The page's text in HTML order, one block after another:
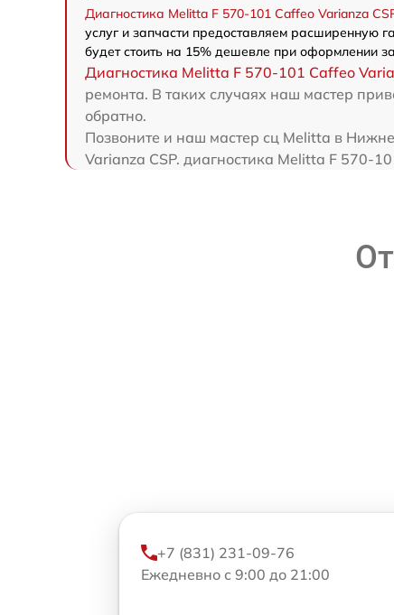
Диагностика Melitta F 570-101 Caffeo Varianza
услуг и запчасти предоставляем расширенную
будет стоить на 15% дешевле при оформлении
Диагностика Melitta F 570-101 Caffeo
ремонта. В таких случаях наш мастер
обратно.
Позвоните и наш мастер сц Melitta в
Varianza CSP. диагностика Melitta F 570-
+7 (831) 231-09-76
Ежедневно с 9:00 до 21:00